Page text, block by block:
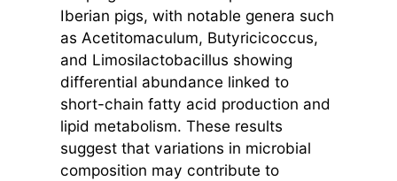
Iberian pigs, with notable genera such
as Acetitomaculum, Butyricicoccus,
and Limosilactobacillus showing
differential abundance linked to
short-chain fatty acid production and
lipid metabolism. These results
suggest that variations in microbial
composition may contribute to